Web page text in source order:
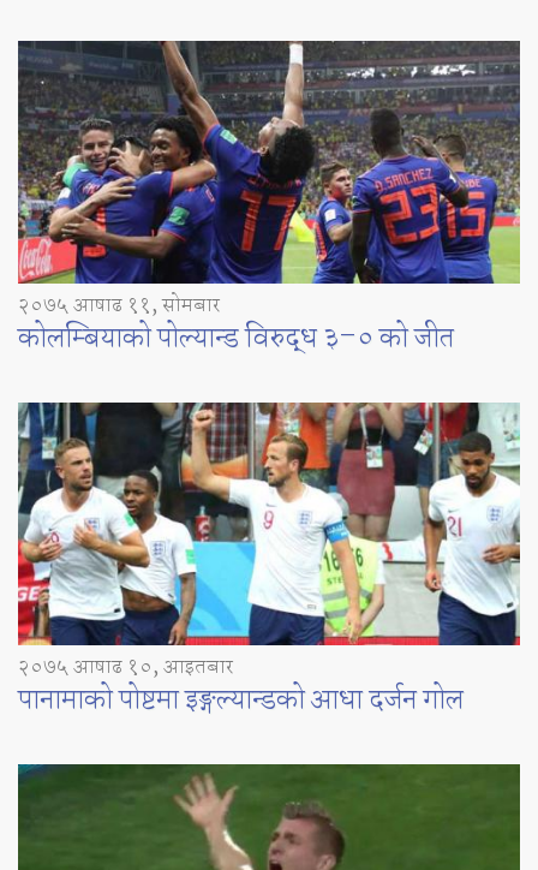
२०७५ आषाढ ११, सोमबार
कोलम्बियाको पोल्यान्ड विरुद्ध ३–० को जीत
२०७५ आषाढ १०, आइतबार
पानामाको पोष्टमा इङ्गल्यान्डको आधा दर्जन गोल